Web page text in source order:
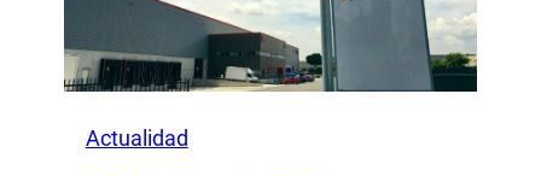
Actualidad